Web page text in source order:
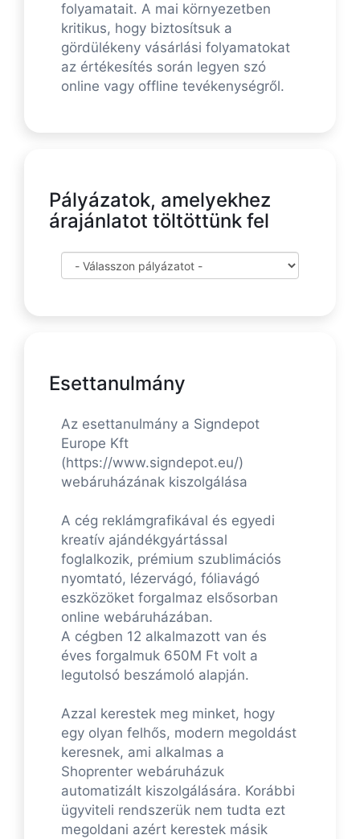
folyamatait. A mai környezetben
kritikus, hogy biztosítsuk a
gördülékeny vásárlási folyamatokat
az értékesítés során legyen szó
online vagy offline tevékenységről.
Pályázatok, amelyekhez
árajánlatot töltöttünk fel
Esettanulmány
Az esettanulmány a Signdepot
Europe Kft
(https://www.signdepot.eu/)
webáruházának kiszolgálása
A cég reklámgrafikával és egyedi
kreatív ajándékgyártással
foglalkozik, prémium szublimációs
nyomtató, lézervágó, fóliavágó
eszközöket forgalmaz elsősorban
online webáruházában.
A cégben 12 alkalmazott van és
éves forgalmuk 650M Ft volt a
legutolsó beszámoló alapján.
Azzal kerestek meg minket, hogy
egy olyan felhős, modern megoldást
keresnek, ami alkalmas a
Shoprenter webáruházuk
automatizált kiszolgálására. Korábbi
ügyviteli rendszerük nem tudta ezt
megoldani azért kerestek másik